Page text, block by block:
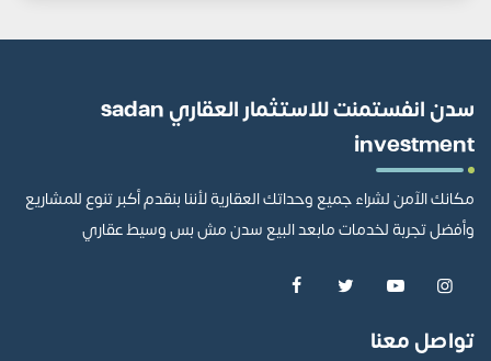
سدن انفستمنت للاستثمار العقاري sadan
investment
مكانك الآمن لشراء جميع وحداتك العقارية لأننا بنقدم أكبر تنوع للمشاريع
وأفضل تجربة لخدمات مابعد البيع سدن مش بس وسيط عقاري
تواصل معنا